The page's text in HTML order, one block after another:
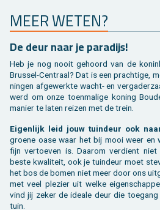
MEER WETEN?
De deur naar je pa­ra­dijs!
Heb je nog nooit ge­hoord van de
Brus­sel-Cen­traal? Dat is een prach­ti­ge,
nin­gen af­ge­werk­te wacht- en
werd om onze toen­ma­li­ge ko­ning
ma­nier te laten rei­zen met de trein.
Ei­gen­lijk leid jouw tuin­deur ook
groe­ne oase waar het bij mooi weer en
fijn ver­toe­ven is. Daar­om ver­dient
beste kwa­li­teit, ook je tuin­deur moet
het bos de bomen niet meer door ons
met veel ple­zier uit welke
vind jij zeker de ide­a­le deur die
tuin.